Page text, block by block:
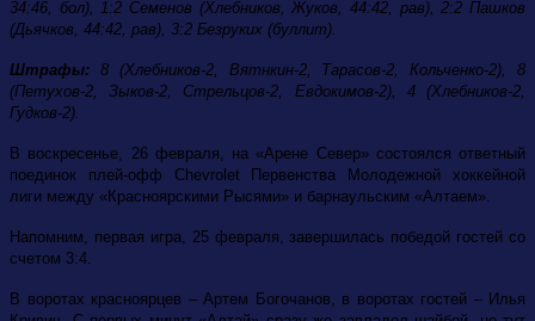
34:46, бол), 1:2 Семенов (Хлебников, Жуков, 44:42, рав), 2:2 Пашков
(Дьячков, 44:42, рав), 3:2 Безруких (буллит).
Штрафы: 8 (Хлебников-2, Вятнкин-2, Тарасов-2, Кольченко-2), 8
(Петухов-2, Зыков-2, Стрельцов-2, Евдокимов-2), 4 (Хлебников-2,
Гудков-2).
В воскресенье, 26 февраля, на «Арене Север» состоялся ответный
поединок плей-офф Chevrolet Первенства Молодежной хоккейной
лиги между «Красноярскими Рысями» и барнаульским «Алтаем».
Напомним, первая игра, 25 февраля, завершилась победой гостей со
счетом 3:4.
В воротах красноярцев – Артем Богочанов, в воротах гостей – Илья